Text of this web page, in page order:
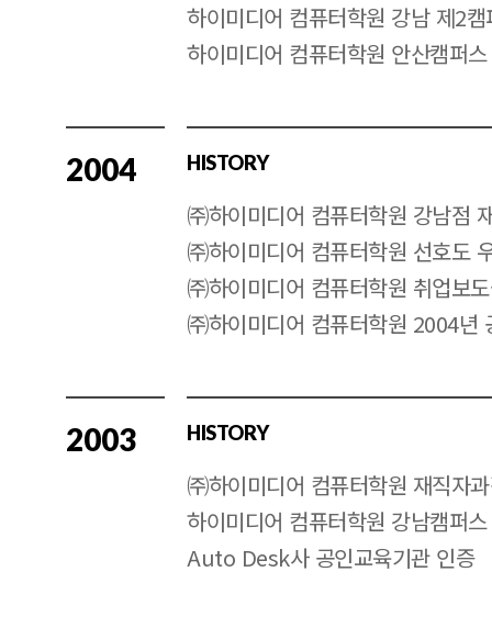
하이미디어 컴퓨터학원 강남 제2
하이미디어 컴퓨터학원 안산캠퍼
2004 HISTORY
㈜하이미디어 컴퓨터학원 강남점
㈜하이미디어 컴퓨터학원 선호도
㈜하이미디어 컴퓨터학원 취업보
㈜하이미디어 컴퓨터학원 2004년
2003 HISTORY
㈜하이미디어 컴퓨터학원 재직자
하이미디어 컴퓨터학원 강남캠퍼
Auto Desk사 공인교육기관 인증